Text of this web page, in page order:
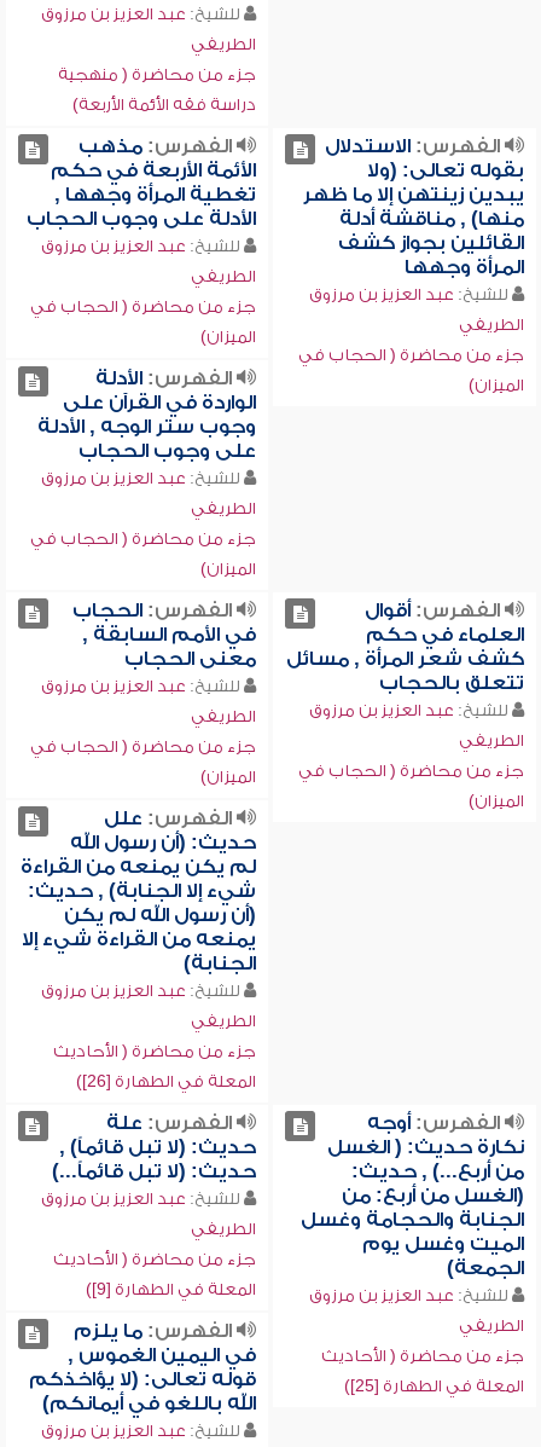
للشيخ: عبد العزيز بن مرزوق
الطريفي
جزء من محاضرة ( منهجية
دراسة فقه الأئمة الأربعة)
الفهرس:الاستدلال
بقوله تعالى: (ولا
يبدين زينتهن إلا ما ظهر
منها) , مناقشة أدلة
القائلين بجواز كشف
المرأة وجهها
للشيخ: عبد العزيز بن مرزوق
الطريفي
جزء من محاضرة ( الحجاب في
الميزان)
الفهرس:مذهب
الأئمة الأربعة في حكم
تغطية المرأة وجهها ,
الأدلة على وجوب الحجاب
للشيخ: عبد العزيز بن مرزوق
الطريفي
جزء من محاضرة ( الحجاب في
الميزان)
الفهرس:الأدلة
الواردة في القرآن على
وجوب ستر الوجه , الأدلة
على وجوب الحجاب
للشيخ: عبد العزيز بن مرزوق
الطريفي
جزء من محاضرة ( الحجاب في
الميزان)
الفهرس:أقوال
العلماء في حكم
كشف شعر المرأة , مسائل
تتعلق بالحجاب
للشيخ: عبد العزيز بن مرزوق
الطريفي
جزء من محاضرة ( الحجاب في
الميزان)
الفهرس:الحجاب
في الأمم السابقة ,
معنى الحجاب
للشيخ: عبد العزيز بن مرزوق
الطريفي
جزء من محاضرة ( الحجاب في
الميزان)
الفهرس: علل
حديث: (أن رسول الله
لم يكن يمنعه من القراءة
شيء إلا الجنابة) , حديث:
(أن رسول الله لم يكن
يمنعه من القراءة شيء إلا
الجنابة)
للشيخ: عبد العزيز بن مرزوق
الطريفي
جزء من محاضرة ( الأحاديث
المعلة في الطهارة [26])
الفهرس:أوجه
نكارة حديث: ( الغسل
من أربع...) , حديث:
(الغسل من أربع: من
الجنابة والحجامة وغسل
الميت وغسل يوم
الجمعة)
للشيخ: عبد العزيز بن مرزوق
الطريفي
جزء من محاضرة ( الأحاديث
المعلة في الطهارة [25])
الفهرس: علة
حديث: (لا تبل قائماً) ,
حديث: (لا تبل قائماً...)
للشيخ: عبد العزيز بن مرزوق
الطريفي
جزء من محاضرة ( الأحاديث
المعلة في الطهارة [9])
الفهرس:ما يلزم
في اليمين الغموس ,
قوله تعالى: (لا يؤاخذكم
الله باللغو في أيمانكم)
للشيخ: عبد العزيز بن مرزوق